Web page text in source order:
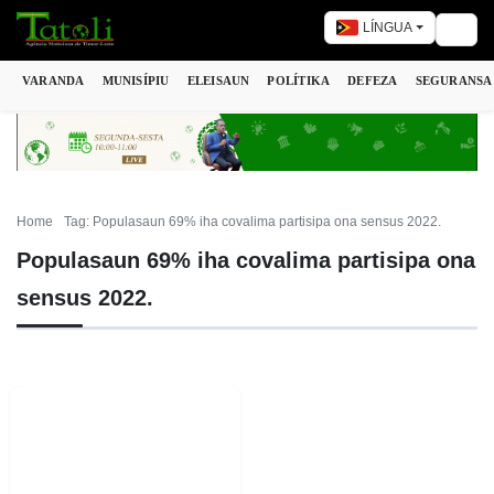
LÍNGUA
VARANDA MUNISÍPIU ELEISAUN POLÍTIKA DEFEZA SEGURANSA
Home Tag: Populasaun 69% iha covalima partisipa ona sensus 2022.
Populasaun 69% iha covalima partisipa ona
sensus 2022.